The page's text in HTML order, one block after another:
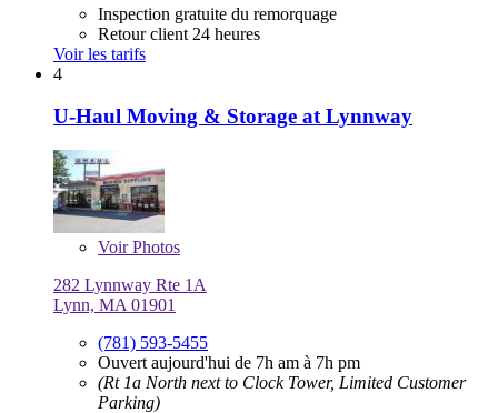
Inspection gratuite du remorquage
Retour client 24 heures
Voir les tarifs
4
U-Haul Moving & Storage at Lynnway
VoirPhotos
282 Lynnway Rte 1A
Lynn, MA 01901
(781) 593-5455
Ouvert aujourd'hui de 7h am à 7h pm
(Rt 1a North next to Clock Tower, Limited Customer
Parking)